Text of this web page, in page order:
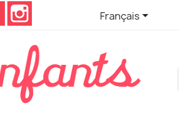
Facebook
Français